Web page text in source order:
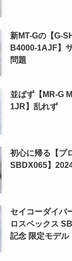
新MT-Gの【G-
B4000-1AJF】
問題
並ばず【MR-G
1JR】乱れず
初心に帰る【プ
SBDX065】
セイコーダイバ
ロスペックス
記念 限定モデル